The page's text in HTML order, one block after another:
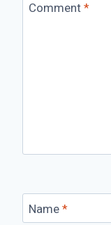
Comment *
Name *